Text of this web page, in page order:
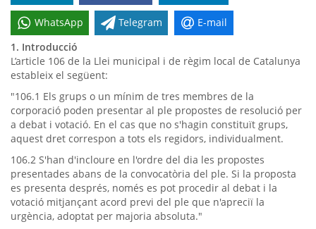
WhatsApp Telegram
E-mail
1. Introducció
L’article 106 de la Llei municipal i de règim local de Catalunya
estableix el següent:
"106.1 Els grups o un mínim de tres membres de la
corporació poden presentar al ple propostes de resolució per
a debat i votació. En el cas que no s'hagin constituït grups,
aquest dret correspon a tots els regidors, individualment.
106.2 S'han d'incloure en l'ordre del dia les propostes
presentades abans de la convocatòria del ple. Si la proposta
es presenta després, només es pot procedir al debat i la
votació mitjançant acord previ del ple que n'apreciï la
urgència, adoptat per majoria absoluta."